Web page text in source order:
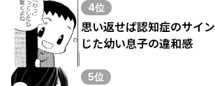
4位
思い返せば認知症のサイ
じた幼い息子の違和感
5位